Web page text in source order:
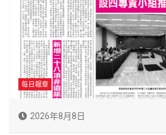
每日報章
2026年8月8日